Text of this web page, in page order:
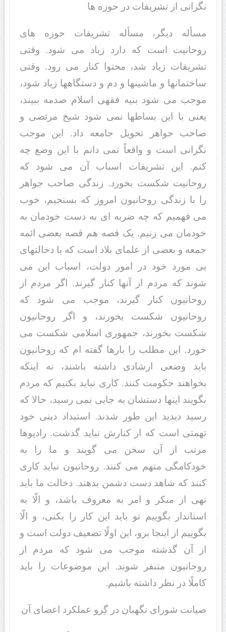
نگرانى از تشریفات در حوزه ها
مسأله دیگر، مسأله تشریفات حوزه هاى
روحانیت است که دارد زیاد مى شود. وقتى
تشریفات زیاد شد، محتوا کنار مى رود. وقتى
ساختمانها و ماشینها و دم و دستگاهها زیاد شود،
موجب مى شود بنیه فقهى اسلام صدمه ببیند،
یعنى با این بساطها نمى شود شیخ مرتضى و
صاحب جواهر تحویل جامعه داد. این موجب
نگرانى است و واقعاً نمى دانم با این وضع چه
کنم. این تشریفات اسباب آن مى شود که
روحانیت شکست بخورد. زندگى صاحب جواهر
را با زندگى روحانیون امروز که بسنجیم، خوب
مى فهمیم که چه ضربه اى به دست خودمان به
خودمان مى زنیم. یک قصه هم قصه بعضى ائمه
جمعه و بعضى از علماى بلاد است که با دخالتهاى
بى مورد خود در امور دولت، اسباب این مى
شوند که مردم از آنها کنار گیرند. اگر مردم از
روحانیون کنار گیرند، موجب مى شود که
روحانیون شکست بخورند، و اگر روحانیون
شکست بخورند، جمهورى اسلامى شکست مى
خورد. این مطلب را بارها گفته ام که روحانیون
باید وضعى ارشادى داشته باشند، نه اینکه
بخواهند حکومت کنند. کارى نباید بکنیم که مردم
بگویند اینها دستشان به جایى نمى رسید، حالا که
رسید دیدید این طور شدند. استبداد دینى خود
تهمتى است که از کنارش نباید گذشت. رادیوها
مرتب از آن سخن مى گویند و ما را به
خودکامگى متهم مى کنند. روحانیون نباید کارى
کنند که شاهد دست دشمن بدهند. دخالت ما باید
نهى از منکر و امر به معروف باشد، و الّا به
استاندار بگوییم تو باید این کار را بکنى، و الّا
بگوییم از اینجا برو، این اولًا تضعیف دولت است و
از آن گذشته موجب مى شود که مردم از
روحانیون متنفر شوند. این موضوعات را باید
کاملًا در نظر داشته باشیم.
صیانت شوراى نگهبان در گِرو عملکرد اعضاى آن